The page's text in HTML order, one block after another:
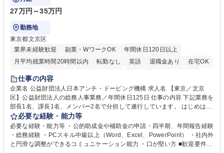
27万円～35万円
勤務地
東京都文京区
業界未経験歓迎
副業・WワークOK
年間休日120日以上
月平均残業時間20時間以内
転勤なし 英語 退職金あり
在宅OK
賞与あり
育休あり
食事補助あり
仕事の内容
企業名 公益財団法人日本アンチ・ドーピング機構 求人名 【東京／文京
区】公益財団法人の総務人事業務／年間休日125日 仕事の内容 下記業務を
部長1名、課長1名、メンバー2名で分担して遂行しています。 はじめは担
当者として業務を覚えていただき、ゆくゆくはリーダーやマネージャーポ
ジションとして活躍いただくことを期待しています。 【総務・人事グルー
プの業務内容】 ・人事制度関連 ・採用活動 ・教育研修の企画、実行 ・勤
怠管理 ・官公庁への各種提出 ・法定の会議運営（評議員会、理事会） ・
必要な経験・能力等
必要な経験・能力等 ・公的助成金や補助金の申請・四半期、年間報告経験
・総務経験 ・PCスキル中級以上（Word、Excel、PowerPoint） ・社内外
と円滑な調整ができるコミュニケーション能力 ・口が堅い方 ■歓迎要件